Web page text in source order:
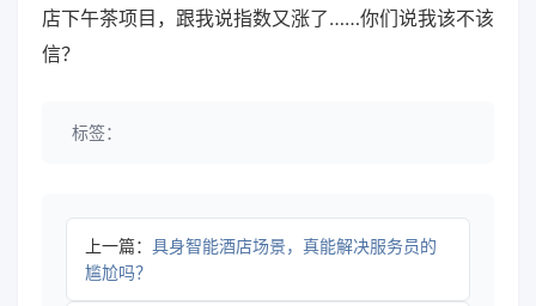
店下午茶项目，跟我说指数又涨了……你们说我该不该
信？
标签：
上一篇： 具身智能酒店场景，真能解决服务员的
尴尬吗？